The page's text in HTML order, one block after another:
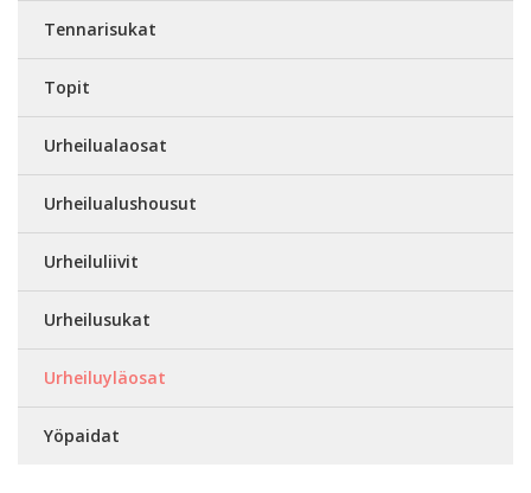
Tennarisukat
Topit
Urheilualaosat
Urheilualushousut
Urheiluliivit
Urheilusukat
Urheiluyläosat
Yöpaidat